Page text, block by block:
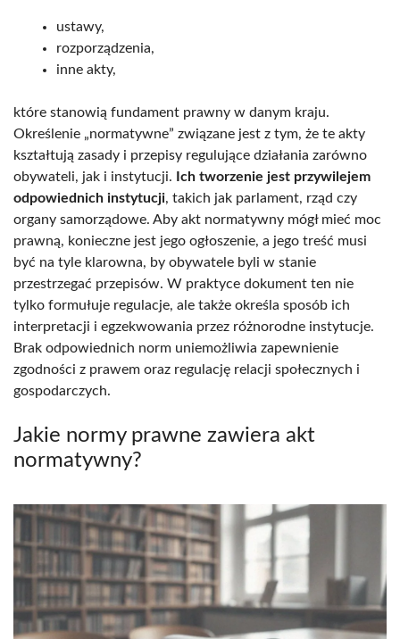
ustawy,
rozporządzenia,
inne akty,
które stanowią fundament prawny w danym kraju.
Określenie „normatywne” związane jest z tym, że te akty
kształtują zasady i przepisy regulujące działania zarówno
obywateli, jak i instytucji.
Ich tworzenie jest przywilejem
odpowiednich instytucji, takich jak parlament, rząd czy
organy samorządowe. Aby akt normatywny mógł mieć moc
prawną, konieczne jest jego ogłoszenie, a jego treść musi
być na tyle klarowna, by obywatele byli w stanie
przestrzegać przepisów. W praktyce dokument ten nie
tylko formułuje regulacje, ale także określa sposób ich
interpretacji i egzekwowania przez różnorodne instytucje.
Brak odpowiednich norm uniemożliwia zapewnienie
zgodności z prawem oraz regulację relacji społecznych i
gospodarczych.
Jakie normy prawne zawiera akt
normatywny?